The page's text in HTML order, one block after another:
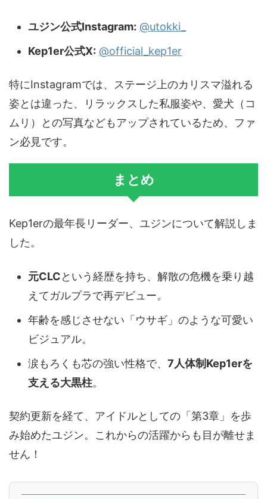
ユジン公式Instagram: @utokki_
Kep1er公式X: @official_kep1er
特にInstagramでは、ステージ上のカリスマ溢れる
姿とは違った、リラックスした私服姿や、愛犬（コ
ムリ）との写真などもアップされているため、ファ
ン必見です。
まとめ
Kep1erの最年長リーダー、ユジンについて解説しま
した。
元CLCという経歴を持ち、解散の危機を乗り越
えてガルプラで再デビュー。
年齢を感じさせない「ウサギ」のような可愛い
ビジュアル。
涙もろくも芯の強い性格で、 7人体制Kep1erを
支える大黒柱。
契約更新を経て、アイドルとしての「第3章」を歩
み始めたユジン。これからの活躍からも目が離せま
せん！